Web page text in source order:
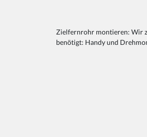
Zielfernrohr montieren: Wir
benötigt: Handy und